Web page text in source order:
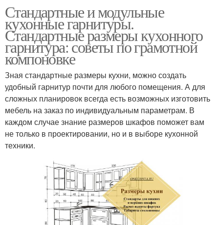
Стандартные и модульные
кухонные гарнитуры.
Стандартные размеры кухонного
гарнитура: советы по грамотной
компоновке
Зная стандартные размеры кухни, можно создать
удобный гарнитур почти для любого помещения. А для
сложных планировок всегда есть возможных изготовить
мебель на заказ по индивидуальным параметрам. В
каждом случае знание размеров шкафов поможет вам
не только в проектировании, но и в выборе кухонной
техники.